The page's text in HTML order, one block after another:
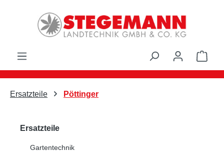
Zum Hauptinhalt springen
Ersatzteile Pöttinger
Ersatzteile
Gartentechnik